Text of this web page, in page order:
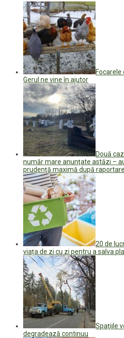
Focarele
Gerul ne vine în ajutor
Două
număr mare anunţate astăzi –
prudenţă maximă după
20 de
viața de zi cu zi pentru a salva
Spaţiile
degradează continuu